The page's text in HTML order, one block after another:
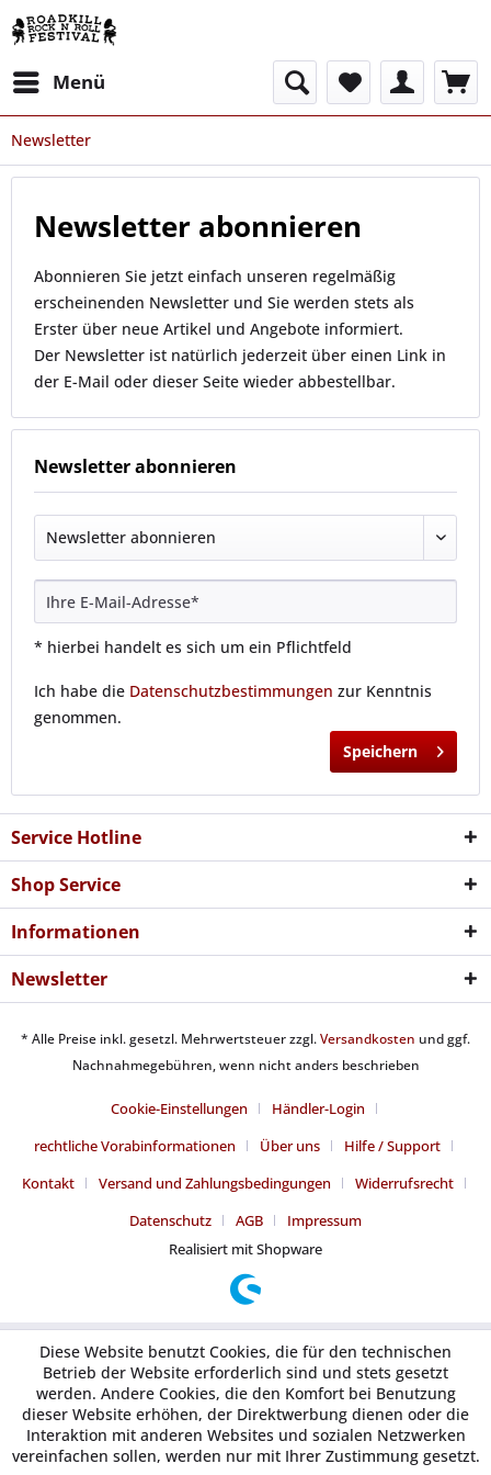
Menü
Newsletter
Newsletter abonnieren
Abonnieren Sie jetzt einfach unseren regelmäßig
erscheinenden Newsletter und Sie werden stets als
Erster über neue Artikel und Angebote informiert.
Der Newsletter ist natürlich jederzeit über einen Link in
der E-Mail oder dieser Seite wieder abbestellbar.
Newsletter abonnieren
* hierbei handelt es sich um ein Pflichtfeld
Ich habe die Datenschutzbestimmungen zur Kenntnis
genommen.
Speichern
Service Hotline
Shop Service
Informationen
Newsletter
* Alle Preise inkl. gesetzl. Mehrwertsteuer zzgl.Versandkosten und ggf.
Nachnahmegebühren, wenn nicht anders beschrieben
Cookie-Einstellungen
Händler-Login
rechtliche Vorabinformationen
Über uns
Hilfe / Support
Kontakt
Versand und Zahlungsbedingungen
Widerrufsrecht
Datenschutz
AGB
Impressum
Realisiert mit Shopware
Diese Website benutzt Cookies, die für den technischen
Betrieb der Website erforderlich sind und stets gesetzt
werden. Andere Cookies, die den Komfort bei Benutzung
dieser Website erhöhen, der Direktwerbung dienen oder die
Interaktion mit anderen Websites und sozialen Netzwerken
vereinfachen sollen, werden nur mit Ihrer Zustimmung gesetzt.